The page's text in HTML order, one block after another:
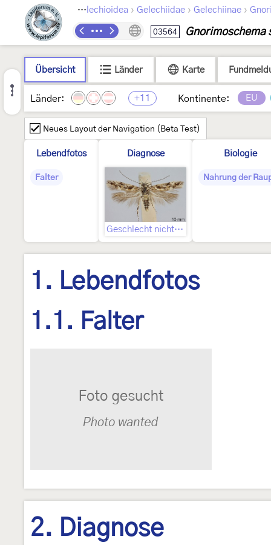
Lepidoptera Gelechioidea › Gelechiidae › Gelechiinae ›
03564 Gnorimoschema
Übersicht Länder Karte
Länder: +11 Kontinente: EU
Neues Layout der Navigation (Beta Test)
Lebendfotos
Falter
Diagnose
Geschlecht nicht bestimmt
Biologie
Nahrung der
1. Lebendfotos
1.1. Falter
2. Diagnose